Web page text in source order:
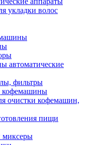
укладки волос
автоматические
фильтры
кофемашины
очистки кофемашин,
пищи
миксеры